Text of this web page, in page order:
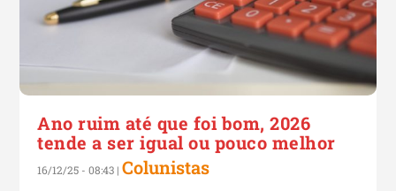
Ano ruim até que foi bom, 2026
tende a ser igual ou pouco melhor
16/12/25 - 08:43 |Colunistas